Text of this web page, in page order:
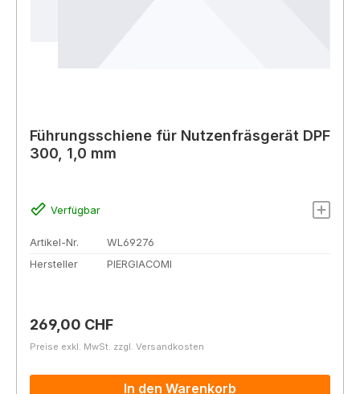
Führungsschiene für Nutzenfräsgerät DPF
300, 1,0 mm
Verfügbar
Artikel-Nr.
WL69276
Hersteller
PIERGIACOMI
Regulärer Preis:
269,00 CHF
Preise exkl. MwSt. zzgl. Versandkosten
In den Warenkorb